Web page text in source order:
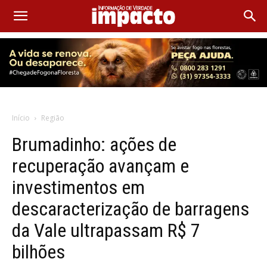
Início Região
Brumadinho: ações de
recuperação avançam e
investimentos em
descaracterização de barragens
da Vale ultrapassam R$ 7
bilhões